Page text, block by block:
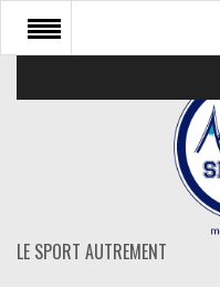
LE SPORT AUTREMENT